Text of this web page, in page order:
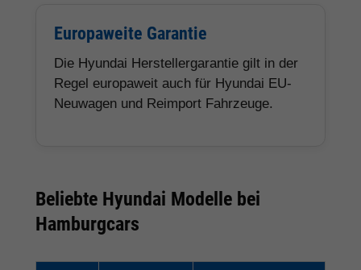
Europaweite Garantie
Die Hyundai Herstellergarantie gilt in der
Regel europaweit auch für Hyundai EU-
Neuwagen und Reimport Fahrzeuge.
Beliebte Hyundai Modelle bei
Hamburgcars